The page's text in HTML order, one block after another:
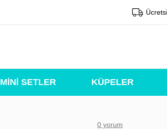
MİNİ SETLER KÜPELER
0 yorum